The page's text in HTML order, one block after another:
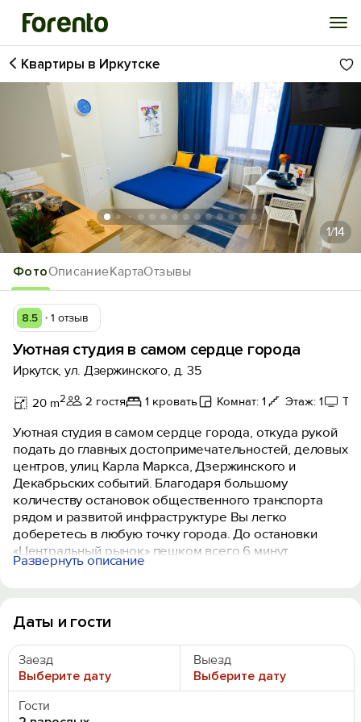
Войти
Избранное
История просмотра
Добавить свой объект
ФотоОписаниеКартаОтзывы
Квартиры в Иркутске
1/14
8.5 1 отзыв
Уютная студия в самом сердце города
Иркутск, ул. Дзержинского, д. 35
20 m2 2 гостя 1 кровать Комнат: 1 Этаж: 1
Уютная студия в самом сердце города, откуда рукой
подать до главных достопримечательностей, деловых
центров, улиц Карла Маркса, Дзержинского и
Декабрьских событий. Благодаря большому
количеству остановок общественного транспорта
рядом и развитой инфраструктуре Вы легко
доберетесь в любую точку города. До остановки
«Центральный рынок» пешком всего 6 минут.
Раннее заселение и поздний выезд обговариваются
Всё самое нужное рядом:
- центральный рынок, магазины;
- кафе, рестораны;
- остановки общественного транспорта;
- аптеки;
- банки.
Развернуть описание
Даты и гости
Заезд
Выберите дату
Выезд
Выберите дату
Гости